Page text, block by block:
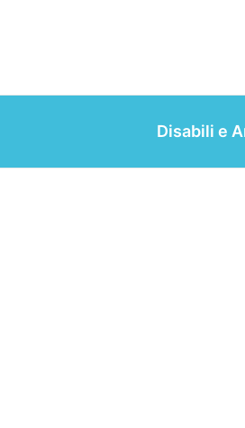
Disabili e